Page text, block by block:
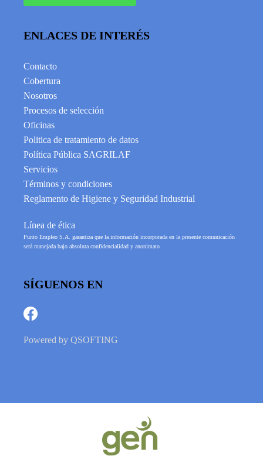
ENLACES DE INTERÉS
Contacto
Cobertura
Nosotros
Procesos de selección
Oficinas
Politica de tratamiento de datos
Política Pública SAGRILAF
Servicios
Términos y condiciones
Reglamento de Higiene y Seguridad Industrial
Línea de ética
Punto Empleo S.A. garantiza que la información incorporada en la presente comunicación
será manejada bajo absoluta confidencialidad y anonimato
SÍGUENOS EN
Powered by QSOFTING